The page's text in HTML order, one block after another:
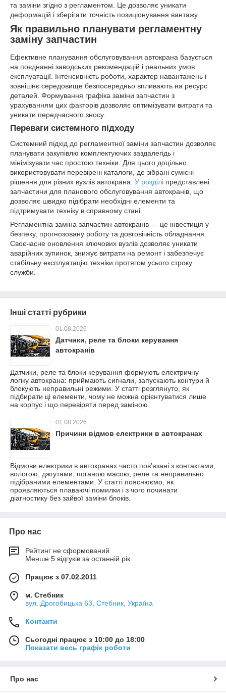
та заміни згідно з регламентом. Це дозволяє уникати
деформацій і зберігати точність позиціонування вантажу.
Як правильно планувати регламентну
заміну запчастин
Ефективне планування обслуговування автокрана базується
на поєднанні заводських рекомендацій і реальних умов
експлуатації. Інтенсивність роботи, характер навантажень і
зовнішнє середовище безпосередньо впливають на ресурс
деталей. Формування графіка заміни запчастин з
урахуванням цих факторів дозволяє оптимізувати витрати та
уникати передчасного зносу.
Переваги системного підходу
Системний підхід до регламентної заміни запчастин дозволяє
планувати закупівлю комплектуючих заздалегідь і
мінімізувати час простою техніки. Для цього доцільно
використовувати перевірені каталоги, де зібрані сумісні
рішення для різних вузлів автокрана. У розділі представлені
запчастини для планового обслуговування автокранів, що
дозволяє швидко підібрати необхідні елементи та
підтримувати техніку в справному стані.
Регламентна заміна запчастин автокранів — це інвестиція у
безпеку, прогнозовану роботу та довговічність обладнання.
Своєчасне оновлення ключових вузлів дозволяє уникати
аварійних зупинок, знижує витрати на ремонт і забезпечує
стабільну експлуатацію техніки протягом усього строку
служби.
Інші статті рубрики
01.08.2026
Датчики, реле та блоки керування
автокранів
Датчики, реле та блоки керування формують електричну
логіку автокрана: приймають сигнали, запускають контури й
блокують неправильні режими. У статті розглянуто, як
підбирати ці елементи, чому не можна орієнтуватися лише
на корпус і що перевіряти перед заміною.
01.08.2026
Причини відмов електрики в автокранах
Відмови електрики в автокранах часто пов’язані з контактами,
вологою, джгутами, поганою масою, реле та неправильно
підібраними елементами. У статті пояснюємо, як
проявляються плаваючі помилки і з чого починати
діагностику без зайвої заміни блоків.
Про нас
Рейтинг не сформований
Менше 5 відгуків за останній рік
Працює з 07.02.2011
м. Стебник
вул. Дрогобицька 63, Стебник, Україна
Контакти
Сьогодні працює з 10:00 до 18:00
Показати весь графік роботи
Про нас